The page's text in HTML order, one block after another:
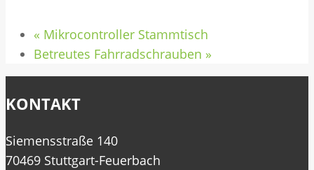
« Mikrocontroller Stammtisch
Betreutes Fahrradschrauben »
KONTAKT
Siemensstraße 140
70469 Stuttgart-Feuerbach